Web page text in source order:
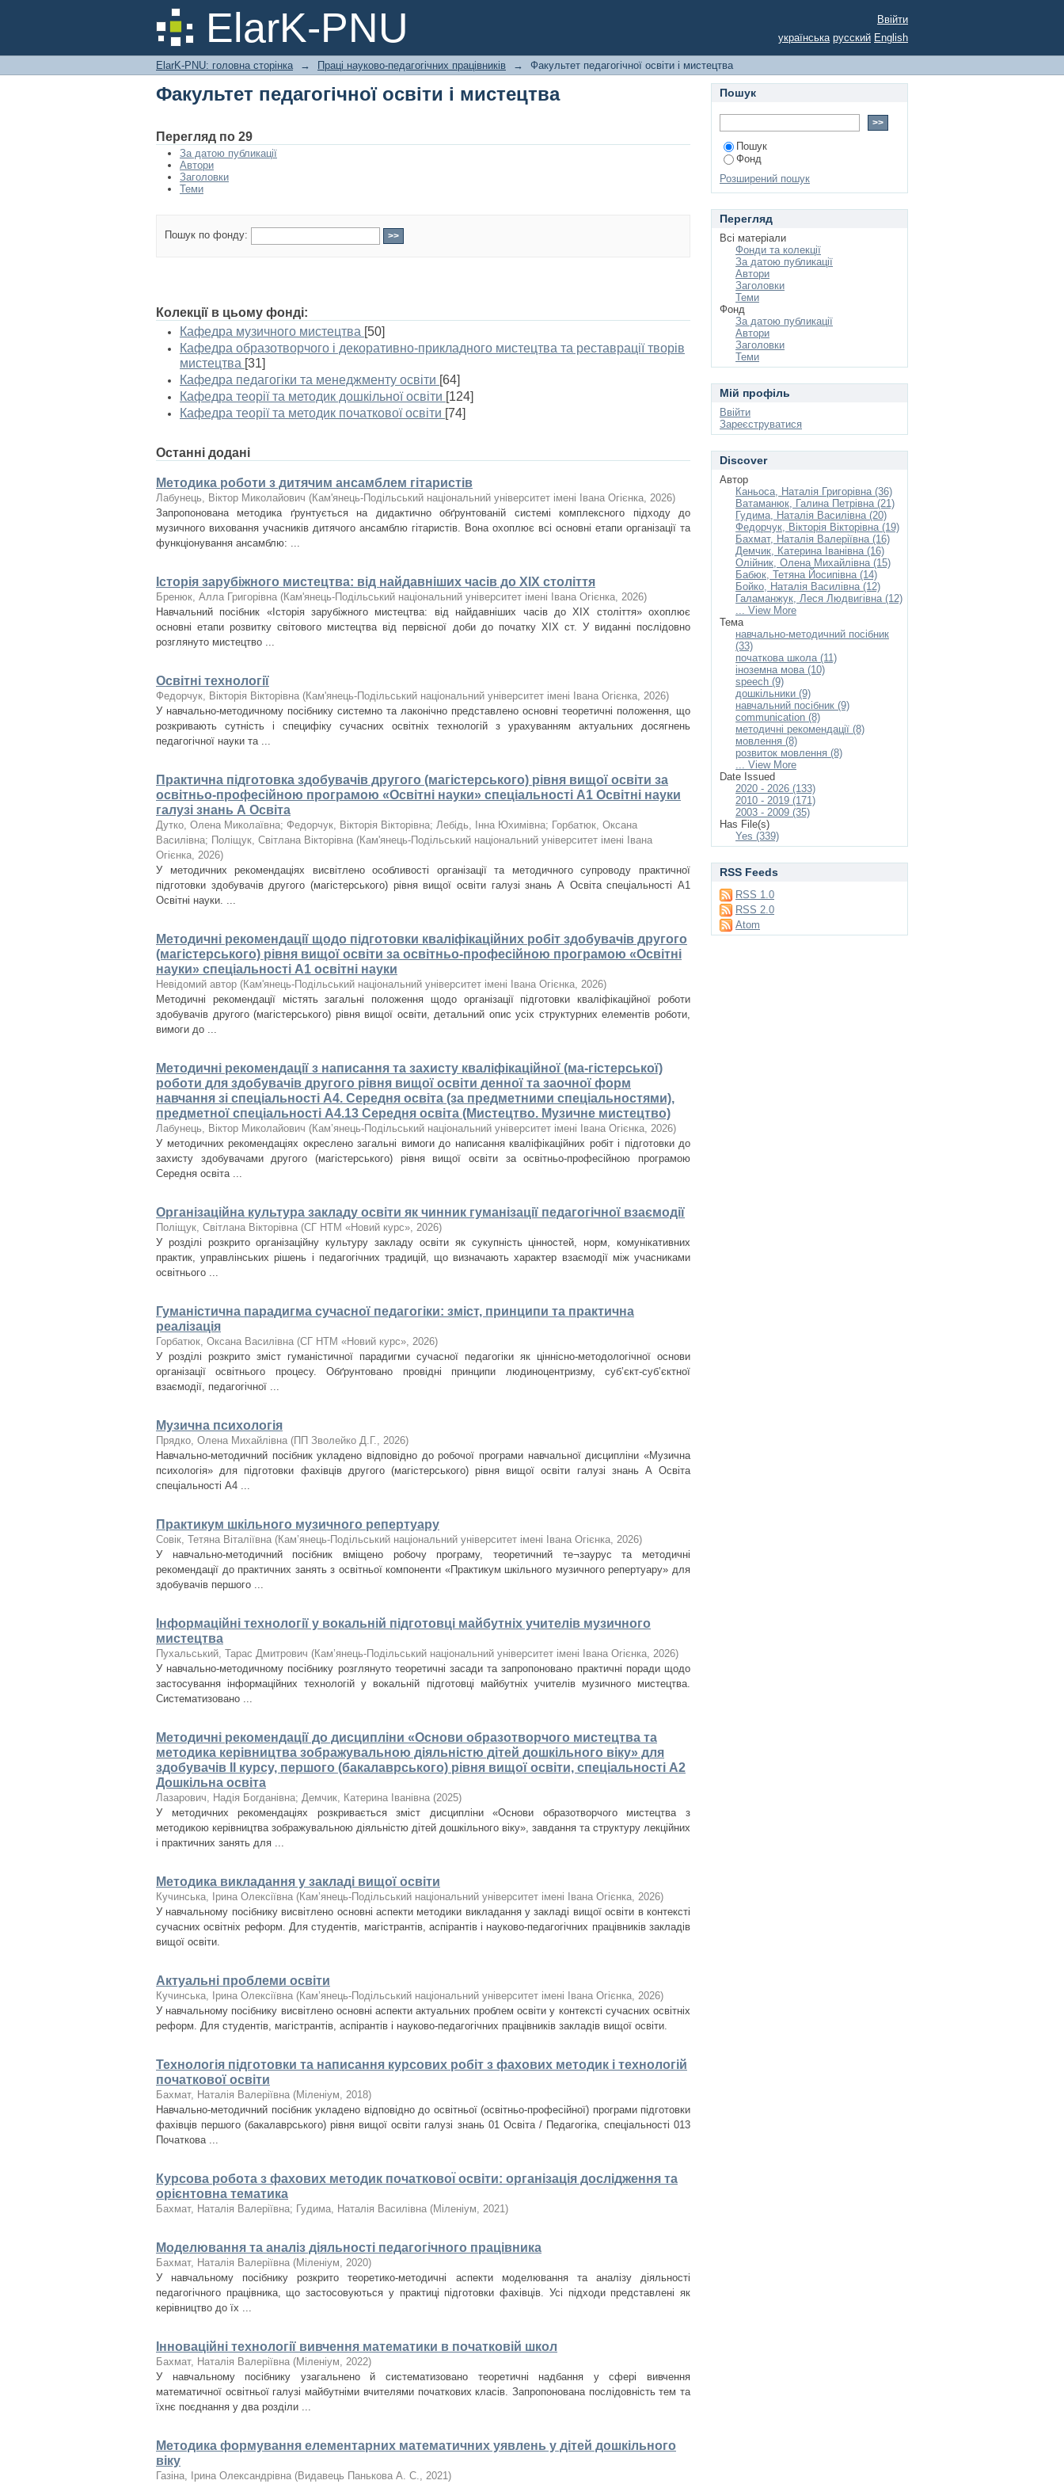
ElarK-PNU
Факультет педагогічної освіти і мистецтва
Ввійти
українська русский English
ElarK-PNU: головна сторінка → Праці науково-педагогічних працівників → Факультет педагогічної освіти і мистецтва
Факультет педагогічної освіти і мистецтва
Перегляд по 29
За датою публикації
Автори
Заголовки
Теми
Пошук по фонду:
Колекції в цьому фонді:
Кафедра музичного мистецтва [50]
Кафедра образотворчого і декоративно-прикладного мистецтва та реставрації творів
мистецтва [31]
Кафедра педагогіки та менеджменту освіти [64]
Кафедра теорії та методик дошкільної освіти [124]
Кафедра теорії та методик початкової освіти [74]
Останні додані
Методика роботи з дитячим ансамблем гітаристів
Лабунець, Віктор Миколайович (Кам'янець-Подільський національний університет імені Івана Огієнка, 2026)
Запропонована методика ґрунтується на дидактично обґрунтованій системі комплексного підходу до
музичного виховання учасників дитячого ансамблю гітаристів. Вона охоплює всі основні етапи організації та
функціонування ансамблю: ...
Історія зарубіжного мистецтва: від найдавніших часів до ХІХ століття
Бренюк, Алла Григорівна (Кам'янець-Подільський національний університет імені Івана Огієнка, 2026)
Навчальний посібник «Історія зарубіжного мистецтва: від найдавніших часів до ХІХ століття» охоплює
основні етапи розвитку світового мистецтва від первісної доби до початку ХІХ ст. У виданні послідовно
розглянуто мистецтво ...
Освітні технології
Федорчук, Вікторія Вікторівна (Кам'янець-Подільський національний університет імені Івана Огієнка, 2026)
У навчально-методичному посібнику системно та лаконічно представлено основні теоретичні положення, що
розкривають сутність і специфіку сучасних освітніх технологій з урахуванням актуальних досягнень
педагогічної науки та ...
Практична підготовка здобувачів другого (магістерського) рівня вищої освіти за
освітньо-професійною програмою «Освітні науки» спеціальності А1 Освітні науки
галузі знань А Освіта
Дутко, Олена Миколаївна; Федорчук, Вікторія Вікторівна; Лебідь, Інна Юхимівна; Горбатюк, Оксана
Василівна; Поліщук, Світлана Вікторівна (Кам'янець-Подільський національний університет імені Івана
Огієнка, 2026)
У методичних рекомендаціях висвітлено особливості організації та методичного супроводу практичної
підготовки здобувачів другого (магістерського) рівня вищої освіти галузі знань А Освіта спеціальності А1
Освітні науки. ...
Методичні рекомендації щодо підготовки кваліфікаційних робіт здобувачів другого
(магістерського) рівня вищої освіти за освітньо-професій­ною програмою «Освітні
науки» спеціальності А1 освітні науки
Невідомий автор (Кам'янець-Подільський національний університет імені Івана Огієнка, 2026)
Методичні рекомендації містять загальні положення щодо організації підготовки кваліфікаційної роботи
здобувачів другого (магістерського) рівня вищої освіти, детальний опис усіх структурних елементів роботи,
вимоги до ...
Методичні рекомендації з написання та захисту кваліфікаційної (ма-гістерської)
роботи для здобувачів другого рівня вищої освіти денної та заочної форм
навчання зі спеціальності А4. Середня освіта (за предметними спеціальностями),
предметної спеціальності А4.13 Середня освіта (Мистецтво. Музичне мистецтво)
Лабунець, Віктор Миколайович (Кам’янець-Подільський національний університет імені Івана Огієнка, 2026)
У методичних рекомендаціях окреслено загальні вимоги до написання кваліфікаційних робіт і підготовки до
захисту здобувачами другого (магістерського) рівня вищої освіти за освітньо-професійною програмою
Середня освіта ...
Організаційна культура закладу освіти як чинник гуманізації педагогічної взаємодії
Поліщук, Світлана Вікторівна (СГ НТМ «Новий курс», 2026)
У розділі розкрито організаційну культуру закладу освіти як сукупність цінностей, норм, комунікативних
практик, управлінських рішень і педагогічних традицій, що визначають характер взаємодії між учасниками
освітнього ...
Гуманістична парадигма сучасної педагогіки: зміст, принципи та практична
реалізація
Горбатюк, Оксана Василівна (СГ НТМ «Новий курс», 2026)
У розділі розкрито зміст гуманістичної парадигми сучасної педагогіки як ціннісно-методологічної основи
організації освітнього процесу. Обґрунтовано провідні принципи людиноцентризму, суб’єкт-суб’єктної
взаємодії, педагогічної ...
Музична психологія
Прядко, Олена Михайлівна (ПП Зволейко Д.Г., 2026)
Навчально-методичний посібник укладено відповідно до робочої програми навчальної дисципліни «Музична
психологія» для підготовки фахівців другого (магістерського) рівня вищої освіти галузі знань А Освіта
спеціальності А4 ...
Практикум шкільного музичного репертуару
Совік, Тетяна Віталіївна (Кам’янець-Подільський національний університет імені Івана Огієнка, 2026)
У навчально-методичний посібник вміщено робочу програму, теоретичний те¬заурус та методичні
рекомендації до практичних занять з освітньої компоненти «Практикум шкільного музичного репертуару» для
здобувачів першого ...
Інформаційні технології у вокальній підготовці майбутніх учителів музичного
мистецтва
Пухальський, Тарас Дмитрович (Кам’янець-Подільський національний університет імені Івана Огієнка, 2026)
У навчально-методичному посібнику розглянуто теоретичні засади та запропоновано практичні поради щодо
застосування інформаційних технологій у вокальній підготовці майбутніх учителів музичного мистецтва.
Систематизовано ...
Методичні рекомендації до дисципліни «Основи образотворчого мистецтва та
методика керівництва зображувальною діяльністю дітей дошкільного віку» для
здобувачів IІ курсу, першого (бакалаврського) рівня вищої освіти, спеціальності А2
Дошкільна освіта
Лазарович, Надія Богданівна; Демчик, Катерина Іванівна (2025)
У методичних рекомендаціях розкривається зміст дисципліни «Основи образотворчого мистецтва з
методикою керівництва зображувальною діяльністю дітей дошкільного віку», завдання та структуру лекційних
і практичних занять для ...
Методика викладання у закладі вищої освіти
Кучинська, Ірина Олексіївна (Кам’янець-Подільський національний університет імені Івана Огієнка, 2026)
У навчальному посібнику висвітлено основні аспекти методики викладання у закладі вищої освіти в контексті
сучасних освітніх реформ. Для студентів, магістрантів, аспірантів і науково-педагогічних працівників закладів
вищої освіти.
Актуальні проблеми освіти
Кучинська, Ірина Олексіївна (Кам’янець-Подільський національний університет імені Івана Огієнка, 2026)
У навчальному посібнику висвітлено основні аспекти актуальних проблем освіти у контексті сучасних освітніх
реформ. Для студентів, магістрантів, аспірантів і науково-педагогічних працівників закладів вищої освіти.
Технологія підготовки та написання курсових робіт з фахових методик і технологій
початкової освіти
Бахмат, Наталія Валеріївна (Міленіум, 2018)
Навчально-методичний посібник укладено відповідно до освітньої (освітньо-професійної) програми підготовки
фахівців першого (бакалаврського) рівня вищої освіти галузі знань 01 Освіта / Педагогіка, спеціальності 013
Початкова ...
Курсова робота з фахових методик початковоı̈ освіти: організація дослідження та
орієнтовна тематика
Бахмат, Наталія Валеріївна; Гудима, Наталія Василівна (Міленіум, 2021)
Моделювання та аналіз діяльності педагогічного працівника
Бахмат, Наталія Валеріївна (Міленіум, 2020)
У навчальному посібнику розкрито теоретико-методичні аспекти моделювання та аналізу діяльності
педагогічного працівника, що застосовуються у практиці підготовки фахівців. Усі підходи представлені як
керівництво до їх ...
Інноваційні технології вивчення математики в початковій школ
Бахмат, Наталія Валеріївна (Міленіум, 2022)
У навчальному посібнику узагальнено й систематизовано теоретичні надбання у сфері вивчення
математичної освітньої галузі майбутніми вчителями початкових класів. Запропонована послідовність тем та
їхнє поєднання у два розділи ...
Методика формування елементарних математичних уявлень у дітей дошкільного
віку
Газіна, Ірина Олександрівна (Видавець Панькова А. С., 2021)
Пошук
Пошук
Фонд
Розширений пошук
Перегляд
Всі матеріали
Фонди та колекції
За датою публикації
Автори
Заголовки
Теми
Фонд
За датою публикації
Автори
Заголовки
Теми
Мій профіль
Ввійти
Зареєструватися
Discover
Автор
Каньоса, Наталія Григорівна (36)
Ватаманюк, Галина Петрівна (21)
Гудима, Наталія Василівна (20)
Федорчук, Вікторія Вікторівна (19)
Бахмат, Наталія Валеріївна (16)
Демчик, Катерина Іванівна (16)
Олійник, Олена Михайлівна (15)
Бабюк, Тетяна Йосипівна (14)
Бойко, Наталія Василівна (12)
Галаманжук, Леся Людвигівна (12)
... View More
Тема
навчально-методичний посібник
(33)
початкова школа (11)
іноземна мова (10)
speech (9)
дошкільники (9)
навчальний посібник (9)
communication (8)
методичні рекомендації (8)
мовлення (8)
розвиток мовлення (8)
... View More
Date Issued
2020 - 2026 (133)
2010 - 2019 (171)
2003 - 2009 (35)
Has File(s)
Yes (339)
RSS Feeds
RSS 1.0
RSS 2.0
Atom